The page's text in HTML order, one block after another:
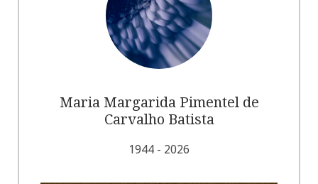
Maria Margarida Pimentel de
Carvalho Batista
1944 - 2026